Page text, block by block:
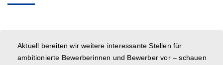
Aktuell bereiten wir weitere interessante Stellen für
ambitionierte Bewerberinnen und Bewerber vor – schauen